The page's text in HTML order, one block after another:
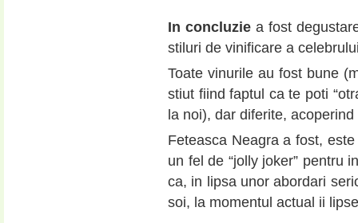
In concluzie a fost
stiluri de vinificare a
Toate vinurile au fost bune
stiut fiind faptul ca te poti
la noi), dar diferite,
Feteasca Neagra a fost,
un fel de “jolly joker” pentru
ca, in lipsa unor abordari
soi, la momentul actual ii